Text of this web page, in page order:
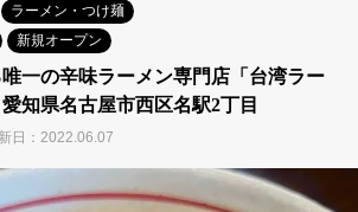
ラーメン・つけ麺
新規オープン
一の辛味ラーメン専門店「台湾ラー
知県名古屋市西区名駅2丁目
日：2022.06.07